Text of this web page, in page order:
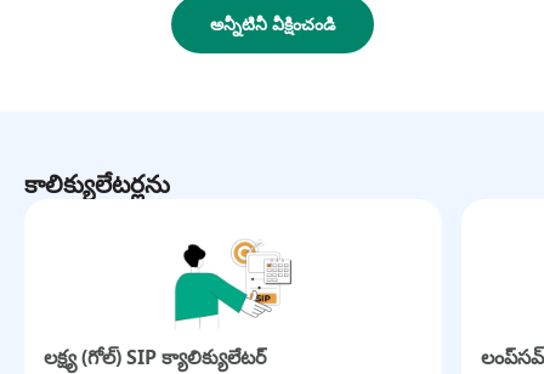
అన్నీటినీ వీక్షించండి
కాలిక్యులేటర్లను
లక్ష్య (గోల్) SIP క్యాలిక్యులేటర్